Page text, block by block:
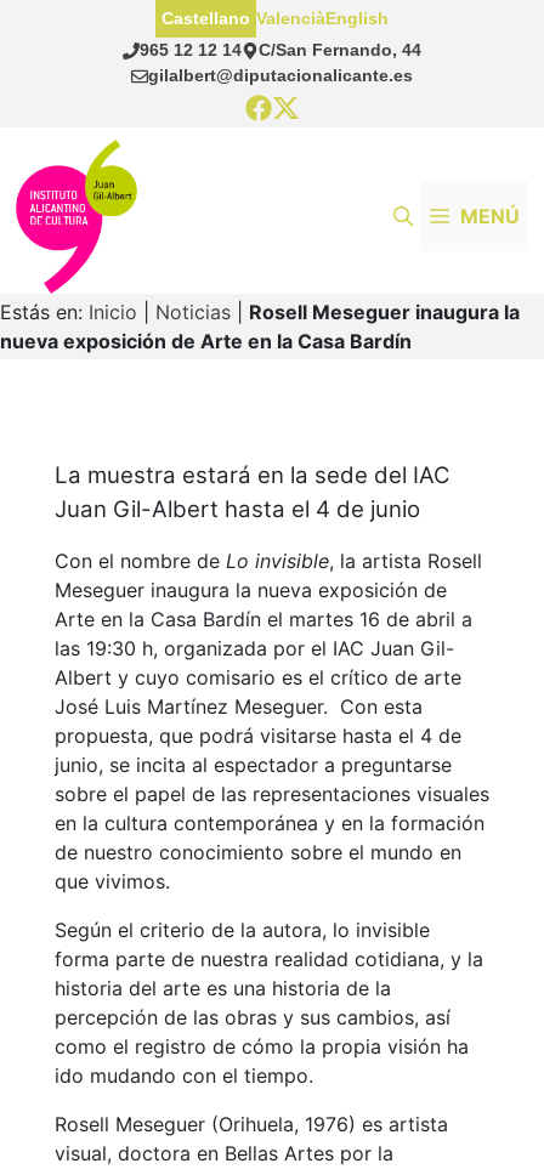
965 12 12 14
C/San Fernando, 44
gilalbert@diputacionalicante.es
Castellano ValenciàEnglish
MENÚ
Estás en: Inicio Noticias
Rosell Meseguer inaugura la
nueva exposición de Arte en la Casa Bardín
La muestra estará en la sede del IAC
Juan Gil-Albert hasta el 4 de junio
Con el nombre de Lo invisible, la artista Rosell
Meseguer inaugura la nueva exposición de
Arte en la Casa Bardín el martes 16 de abril a
las 19:30 h, organizada por el IAC Juan Gil-
Albert y cuyo comisario es el crítico de arte
José Luis Martínez Meseguer. Con esta
propuesta, que podrá visitarse hasta el 4 de
junio, se incita al espectador a preguntarse
sobre el papel de las representaciones visuales
en la cultura contemporánea y en la formación
de nuestro conocimiento sobre el mundo en
que vivimos.
Según el criterio de la autora, lo invisible
forma parte de nuestra realidad cotidiana, y la
historia del arte es una historia de la
percepción de las obras y sus cambios, así
como el registro de cómo la propia visión ha
ido mudando con el tiempo.
Rosell Meseguer (Orihuela, 1976) es artista
visual, doctora en Bellas Artes por la